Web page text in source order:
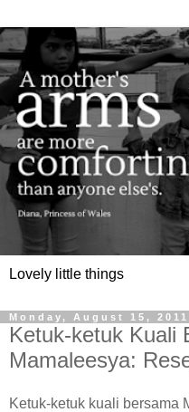
Lovely little things
Monday, August 15, 2011
Ketuk-ketuk Kuali
Mamaleesya:
Ketuk-ketuk kuali bersama